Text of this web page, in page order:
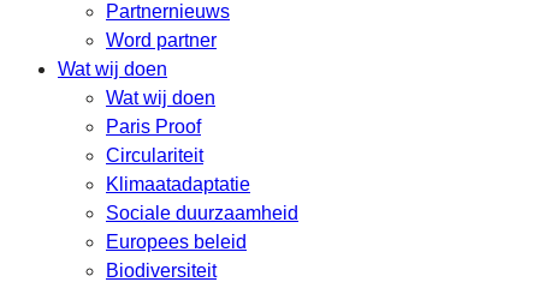
Partnernieuws
Word partner
Wat wij doen
Wat wij doen
Paris Proof
Circulariteit
Klimaatadaptatie
Sociale duurzaamheid
Europees beleid
Biodiversiteit